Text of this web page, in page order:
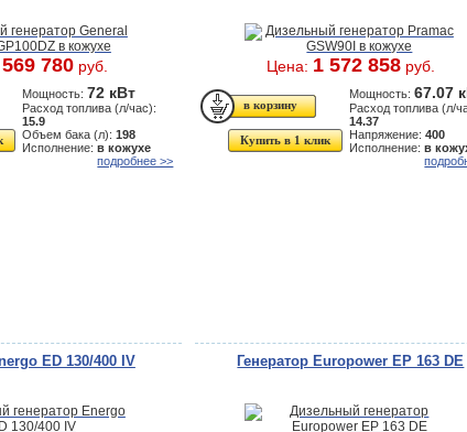
780руб.
Мощность:72 кВт
Расход топлива (л/час):
15.9
Объем бака (л):198
Исполнение:в кожухе
подробнее >>
Цена: 1 572 858руб.
Купить в 1 клик
Мощность:67.07
Расход топлива (л/
14.37
Напряжение:400
Исполнение:в
ED 130/400 IV Генератор Europower EP 163 DE